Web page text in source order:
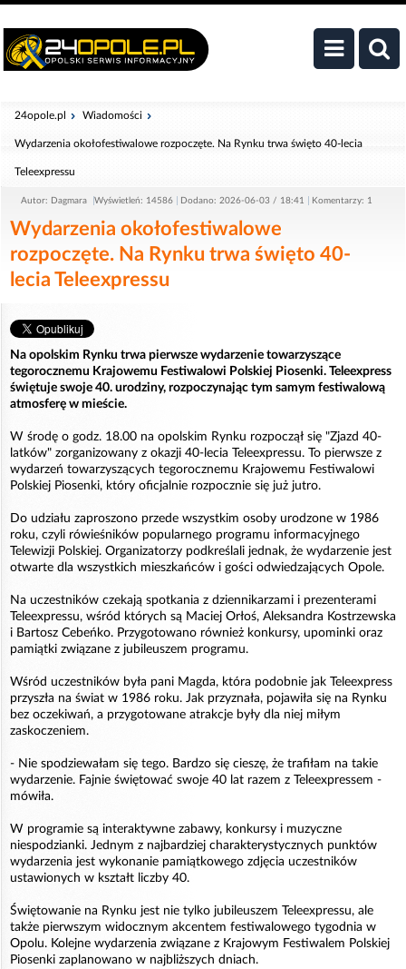
24opole.pl Wiadomości
Wydarzenia okołofestiwalowe rozpoczęte. Na Rynku trwa święto 40-lecia
Teleexpressu
Autor: Dagmara Wyświetleń: 14586 Dodano: 2026-06-03 / 18:41 Komentarzy: 1
Wydarzenia okołofestiwalowe
rozpoczęte. Na Rynku trwa święto 40-
lecia Teleexpressu
Na opolskim Rynku trwa pierwsze wydarzenie towarzyszące
tegorocznemu Krajowemu Festiwalowi Polskiej Piosenki. Teleexpress
świętuje swoje 40. urodziny, rozpoczynając tym samym festiwalową
atmosferę w mieście.
W środę o godz. 18.00 na opolskim Rynku rozpoczął się "Zjazd 40-
latków" zorganizowany z okazji 40-lecia Teleexpressu. To pierwsze z
wydarzeń towarzyszących tegorocznemu Krajowemu Festiwalowi
Polskiej Piosenki, który oficjalnie rozpocznie się już jutro.
Do udziału zaproszono przede wszystkim osoby urodzone w 1986
roku, czyli rówieśników popularnego programu informacyjnego
Telewizji Polskiej. Organizatorzy podkreślali jednak, że wydarzenie jest
otwarte dla wszystkich mieszkańców i gości odwiedzających Opole.
Na uczestników czekają spotkania z dziennikarzami i prezenterami
Teleexpressu, wśród których są Maciej Orłoś, Aleksandra Kostrzewska
i Bartosz Cebeńko. Przygotowano również konkursy, upominki oraz
pamiątki związane z jubileuszem programu.
Wśród uczestników była pani Magda, która podobnie jak Teleexpress
przyszła na świat w 1986 roku. Jak przyznała, pojawiła się na Rynku
bez oczekiwań, a przygotowane atrakcje były dla niej miłym
zaskoczeniem.
- Nie spodziewałam się tego. Bardzo się cieszę, że trafiłam na takie
wydarzenie. Fajnie świętować swoje 40 lat razem z Teleexpressem -
mówiła.
W programie są interaktywne zabawy, konkursy i muzyczne
niespodzianki. Jednym z najbardziej charakterystycznych punktów
wydarzenia jest wykonanie pamiątkowego zdjęcia uczestników
ustawionych w kształt liczby 40.
Świętowanie na Rynku jest nie tylko jubileuszem Teleexpressu, ale
także pierwszym widocznym akcentem festiwalowego tygodnia w
Opolu. Kolejne wydarzenia związane z Krajowym Festiwalem Polskiej
Piosenki zaplanowano w najbliższych dniach.